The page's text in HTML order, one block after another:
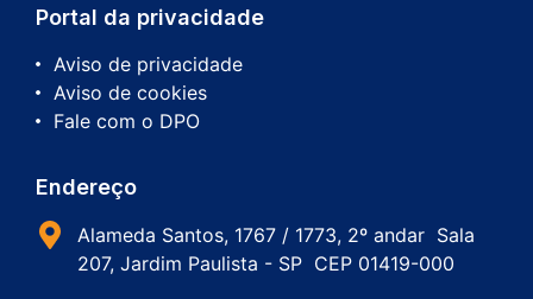
Portal da privacidade
Aviso de privacidade
Aviso de cookies
Fale com o DPO
Endereço
Alameda Santos, 1767 / 1773, 2º andar Sala
207, Jardim Paulista - SP CEP 01419-000